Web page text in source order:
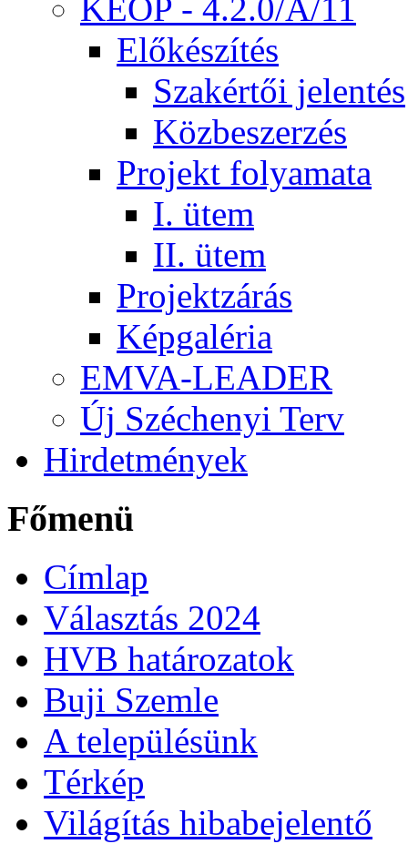
KEOP - 4.2.0/A/11
Előkészítés
Szakértői jelentés
Közbeszerzés
Projekt folyamata
I. ütem
II. ütem
Projektzárás
Képgaléria
EMVA-LEADER
Új Széchenyi Terv
Hirdetmények
Főmenü
Címlap
Választás 2024
HVB határozatok
Buji Szemle
A településünk
Térkép
Világítás hibabejelentő